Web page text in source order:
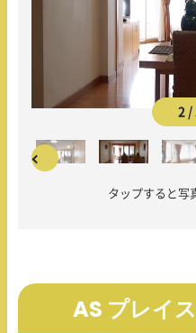
タップすると写
AS プレイ